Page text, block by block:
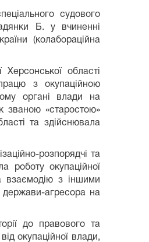
судового
Б. у вчиненні
(колабораційна
області
з окупаційною
органі влади на
званою «старостою»
та здійснювала
розпорядчі та
роботу окупаційної
взаємодію з іншими
держави-агресора на
до правового та
окупаційної влади,